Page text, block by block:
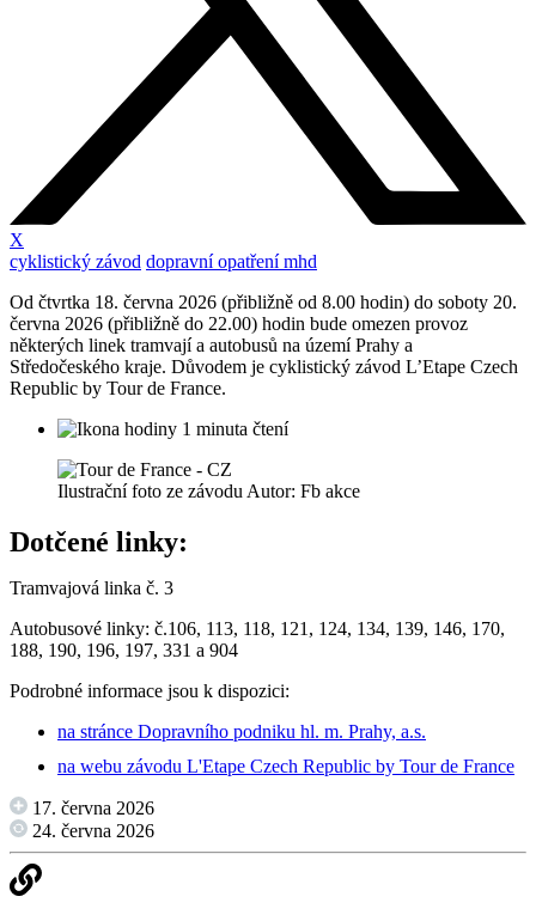
X
cyklistický závod dopravní opatření mhd
Od čtvrtka 18. června 2026 (přibližně od 8.00 hodin) do soboty 20.
června 2026 (přibližně do 22.00) hodin bude omezen provoz
některých linek tramvají a autobusů na území Prahy a
Středočeského kraje. Důvodem je cyklistický závod L’Etape Czech
Republic by Tour de France.
1 minuta čtení
Ilustrační foto ze závodu Autor: Fb akce
Dotčené linky:
Tramvajová linka č. 3
Autobusové linky: č.106, 113, 118, 121, 124, 134, 139, 146, 170,
188, 190, 196, 197, 331 a 904
Podrobné informace jsou k dispozici:
na stránce Dopravního podniku hl. m. Prahy, a.s.
na webu závodu L'Etape Czech Republic by Tour de France
17. června 2026
24. června 2026